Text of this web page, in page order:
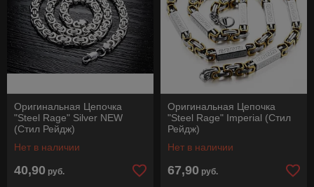
Оригинальная Цепочка
"Steel Rage" Silver NEW
(Стил Рейдж)
Нет в наличии
40,90 руб.
Оригинальная Цепочка
"Steel Rage" Imperial (Стил
Рейдж)
Нет в наличии
67,90 руб.